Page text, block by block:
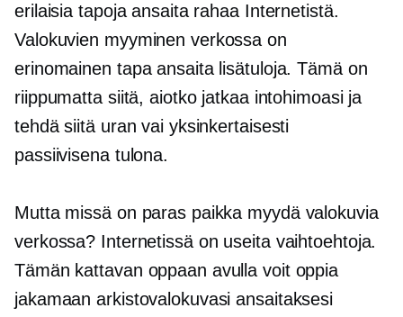
erilaisia ​​tapoja ansaita rahaa Internetistä.
Valokuvien myyminen verkossa on
erinomainen tapa ansaita lisätuloja. Tämä on
riippumatta siitä, aiotko jatkaa intohimoasi ja
tehdä siitä uran vai yksinkertaisesti
passiivisena tulona.
Mutta missä on paras paikka myydä valokuvia
verkossa? Internetissä on useita vaihtoehtoja.
Tämän kattavan oppaan avulla voit oppia
jakamaan arkistovalokuvasi ansaitaksesi